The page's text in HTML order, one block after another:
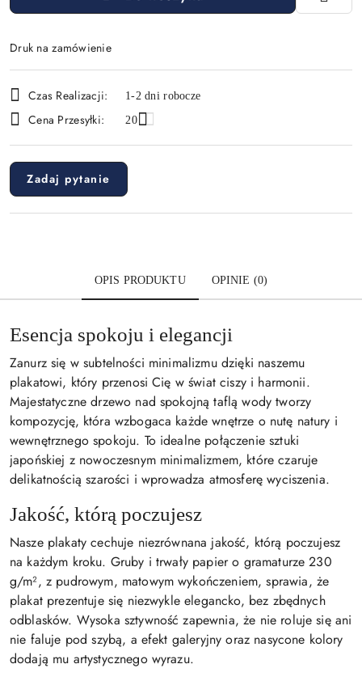
Druk na zamówienie
i
dostawa
Czas Realizacji: 1-2 dni robocze
Cena Przesyłki: 20
Zadaj pytanie
OPIS PRODUKTU OPINIE (0)
Esencja spokoju i elegancji
Zanurz się w subtelności minimalizmu dzięki naszemu
plakatowi, który przenosi Cię w świat ciszy i harmonii.
Majestatyczne drzewo nad spokojną taflą wody tworzy
kompozycję, która wzbogaca każde wnętrze o nutę natury i
wewnętrznego spokoju. To idealne połączenie sztuki
japońskiej z nowoczesnym minimalizmem, które czaruje
delikatnością szarości i wprowadza atmosferę wyciszenia.
Jakość, którą poczujesz
Nasze plakaty cechuje niezrównana jakość, którą poczujesz
na każdym kroku. Gruby i trwały papier o gramaturze 230
g/m², z pudrowym, matowym wykończeniem, sprawia, że
plakat prezentuje się niezwykle elegancko, bez zbędnych
odblasków. Wysoka sztywność zapewnia, że nie roluje się ani
nie faluje pod szybą, a efekt galeryjny oraz nasycone kolory
dodają mu artystycznego wyrazu.